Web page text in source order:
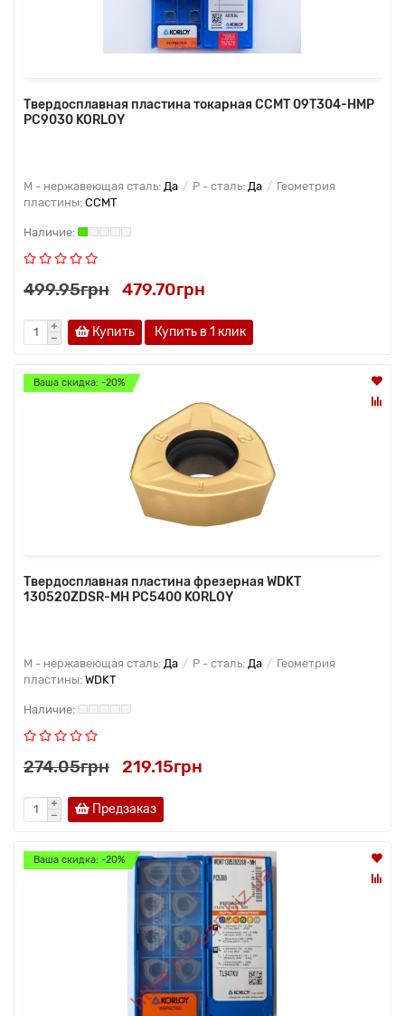
Твердосплавная пластина токарная CCMT 09T304-HMP
PC9030 KORLOY
M - нержавеющая сталь: Да P - сталь: Да
Геометрия
пластины: CCMT
499.95грн 479.70грн
Купить Купить в 1 клик
Ваша скидка: -20%
Твердосплавная пластина фрезерная WDKT
130520ZDSR-MH PC5400 KORLOY
M - нержавеющая сталь: Да P - сталь: Да
Геометрия
пластины: WDKT
274.05грн 219.15грн
Предзаказ
Ваша скидка: -20%